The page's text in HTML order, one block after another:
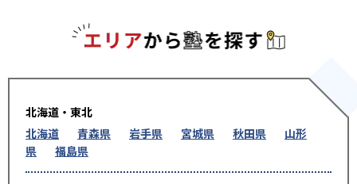
北海道・東北
北海道
青森県 岩手県 宮城県 秋田県
山形
県
福島県